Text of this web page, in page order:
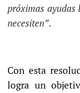
próximas ayudas
necesiten”.
Con esta
logra un